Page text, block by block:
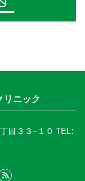
リニック
目３３−１０ TEL: